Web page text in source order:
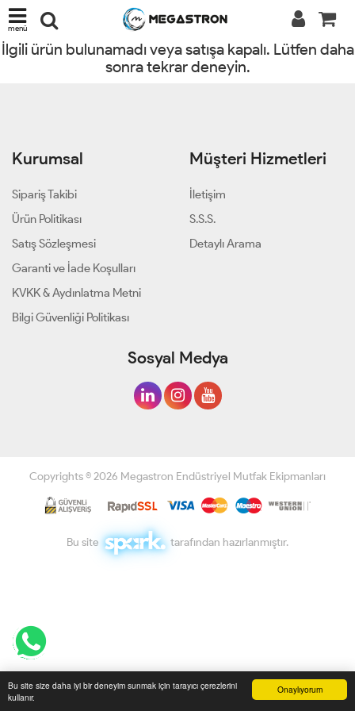
Onaylıyorum
Bu site size daha iyi bir deneyim sunmak için tarayıcı çerezlerini
kullanır.
menü
İlgili ürün bulunamadı veya satışa kapalı. Lütfen daha
sonra tekrar deneyin.
Kurumsal
Sipariş Takibi
Ürün Politikası
Satış Sözleşmesi
Garanti ve İade Koşulları
KVKK & Aydınlatma Metni
Bilgi Güvenliği Politikası
Müşteri Hizmetleri
İletişim
S.S.S.
Detaylı Arama
Sosyal Medya
Copyrights © 2026 Megastron Endüstriyel Mutfak Ekipmanları
Bu site tarafından hazırlanmıştır.
Anasayfa Sipariş Takibi İletişim